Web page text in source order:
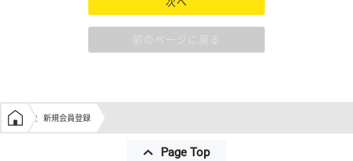
前のページに戻る
学生の窓口トップ
新規会員登録
Page Top